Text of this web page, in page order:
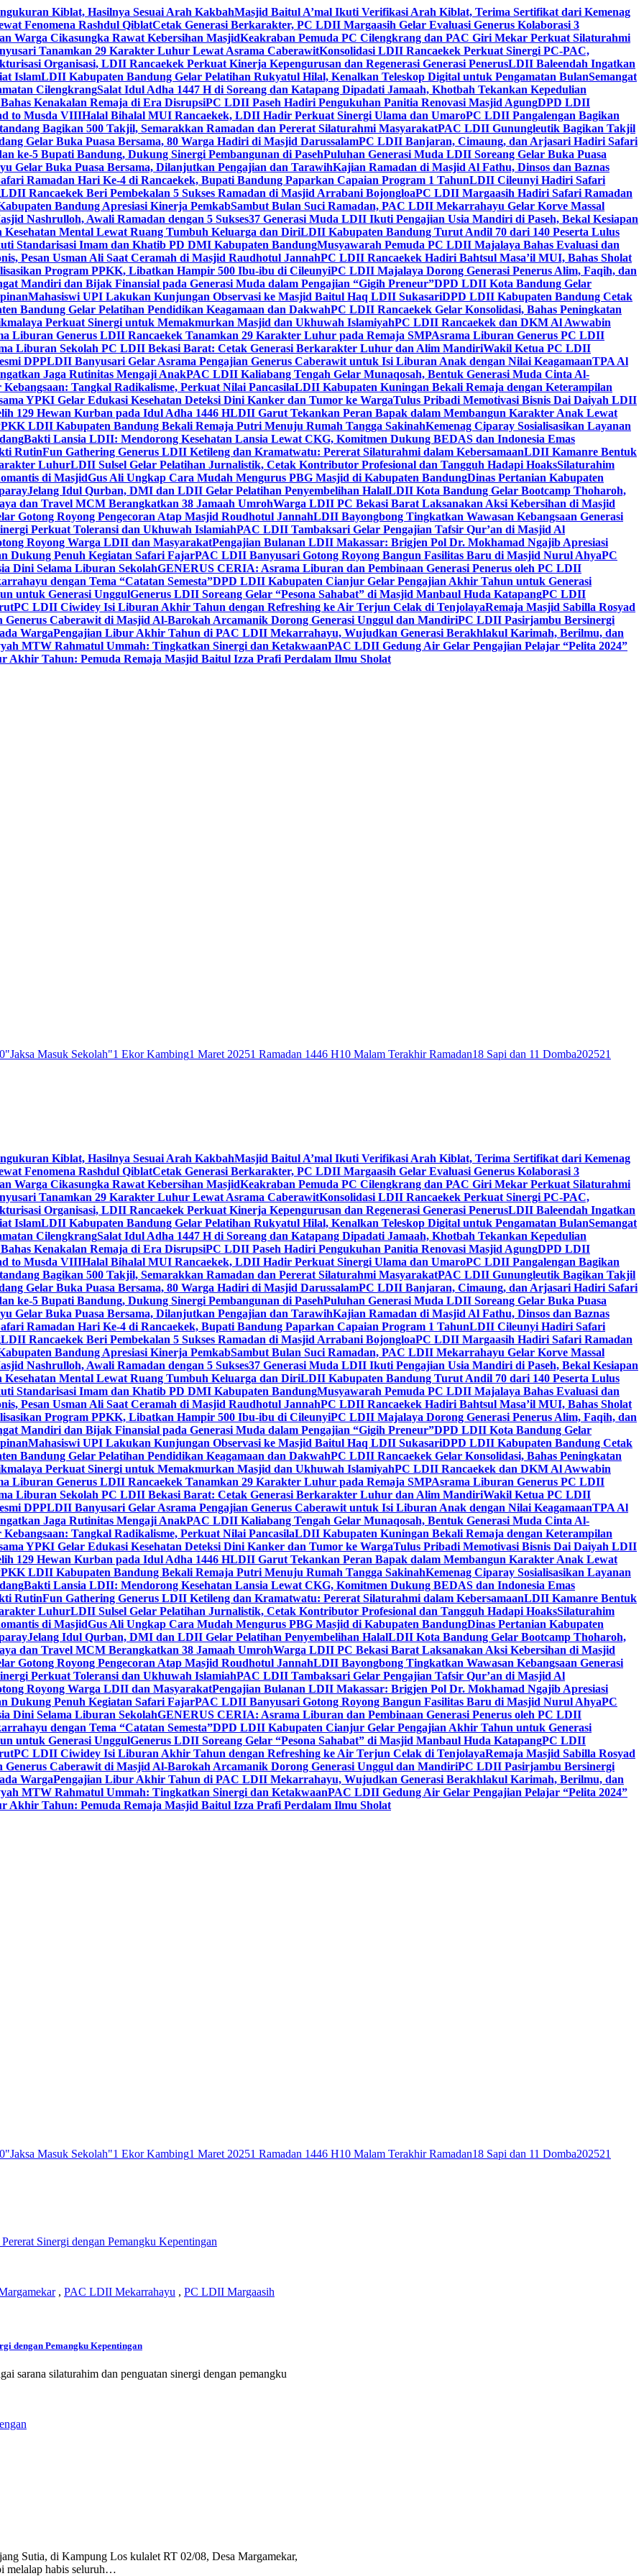
Kiblat, Hasilnya Sesuai Arah KakbahMasjid Baitul A’mal Ikuti Verifikasi Arah Kiblat, Terima Sertifikat dari Kemenag
Fenomena Rashdul QiblatCetak Generasi Berkarakter, PC LDII Margaasih Gelar Evaluasi Generus Kolaborasi 3
Warga Cikasungka Rawat Kebersihan MasjidKeakraban Pemuda PC Cilengkrang dan PAC Giri Mekar Perkuat Silaturahmi
Tanamkan 29 Karakter Luhur Lewat Asrama CaberawitKonsolidasi LDII Rancaekek Perkuat Sinergi PC-PAC,
Organisasi, LDII Rancaekek Perkuat Kinerja Kepengurusan dan Regenerasi Generasi PenerusLDII Baleendah Ingatkan
IslamLDII Kabupaten Bandung Gelar Pelatihan Rukyatul Hilal, Kenalkan Teleskop Digital untuk Pengamatan BulanSemangat
CilengkrangSalat Idul Adha 1447 H di Soreang dan Katapang Dipadati Jamaah, Khotbah Tekankan Kepedulian
Kenakalan Remaja di Era DisrupsiPC LDII Paseh Hadiri Pengukuhan Panitia Renovasi Masjid AgungDPD LDII
to Musda VIIIHalal Bihalal MUI Rancaekek, LDII Hadir Perkuat Sinergi Ulama dan UmaroPC LDII Pangalengan Bagikan
Bagikan 500 Takjil, Semarakkan Ramadan dan Pererat Silaturahmi MasyarakatPAC LDII Gunungleutik Bagikan Takjil
Gelar Buka Puasa Bersama, 80 Warga Hadiri di Masjid DarussalamPC LDII Banjaran, Cimaung, dan Arjasari Hadiri Safari
ke-5 Bupati Bandung, Dukung Sinergi Pembangunan di PasehPuluhan Generasi Muda LDII Soreang Gelar Buka Puasa
Gelar Buka Puasa Bersama, Dilanjutkan Pengajian dan TarawihKajian Ramadan di Masjid Al Fathu, Dinsos dan Baznas
Ramadan Hari Ke-4 di Rancaekek, Bupati Bandung Paparkan Capaian Program 1 TahunLDII Cileunyi Hadiri Safari
LDII Rancaekek Beri Pembekalan 5 Sukses Ramadan di Masjid Arrabani BojongloaPC LDII Margaasih Hadiri Safari Ramadan
Bandung Apresiasi Kinerja PemkabSambut Bulan Suci Ramadan, PAC LDII Mekarrahayu Gelar Korve Massal
Nashrulloh, Awali Ramadan dengan 5 Sukses37 Generasi Muda LDII Ikuti Pengajian Usia Mandiri di Paseh, Bekal Kesiapan
Mental Lewat Ruang Tumbuh Keluarga dan DiriLDII Kabupaten Bandung Turut Andil 70 dari 140 Peserta Lulus
Standarisasi Imam dan Khatib PD DMI Kabupaten BandungMusyawarah Pemuda PC LDII Majalaya Bahas Evaluasi dan
Pesan Usman Ali Saat Ceramah di Masjid Raudhotul JannahPC LDII Rancaekek Hadiri Bahtsul Masa’il MUI, Bahas Sholat
Program PPKK, Libatkan Hampir 500 Ibu-ibu di CileunyiPC LDII Majalaya Dorong Generasi Penerus Alim, Faqih, dan
Mandiri dan Bijak Finansial pada Generasi Muda dalam Pengajian “Gigih Preneur”DPD LDII Kota Bandung Gelar
Mahasiswi UPI Lakukan Kunjungan Observasi ke Masjid Baitul Haq LDII SukasariDPD LDII Kabupaten Bandung Cetak
Bandung Gelar Pelatihan Pendidikan Keagamaan dan DakwahPC LDII Rancaekek Gelar Konsolidasi, Bahas Peningkatan
Perkuat Sinergi untuk Memakmurkan Masjid dan Ukhuwah IslamiyahPC LDII Rancaekek dan DKM Al Awwabin
Liburan Generus LDII Rancaekek Tanamkan 29 Karakter Luhur pada Remaja SMPAsrama Liburan Generus PC LDII
Liburan Sekolah PC LDII Bekasi Barat: Cetak Generasi Berkarakter Luhur dan Alim MandiriWakil Ketua PC LDII
DPPLDII Banyusari Gelar Asrama Pengajian Generus Caberawit untuk Isi Liburan Anak dengan Nilai KeagamaanTPA Al
Jaga Rutinitas Mengaji AnakPAC LDII Kaliabang Tengah Gelar Munaqosah, Bentuk Generasi Muda Cinta Al-
Tangkal Radikalisme, Perkuat Nilai PancasilaLDII Kabupaten Kuningan Bekali Remaja dengan Keterampilan
YPKI Gelar Edukasi Kesehatan Deteksi Dini Kanker dan Tumor ke WargaTulus Pribadi Memotivasi Bisnis Dai Daiyah LDII
129 Hewan Kurban pada Idul Adha 1446 HLDII Garut Tekankan Peran Bapak dalam Membangun Karakter Anak Lewat
LDII Kabupaten Bandung Bekali Remaja Putri Menuju Rumah Tangga SakinahKemenag Ciparay Sosialisasikan Layanan
Bakti Lansia LDII: Mendorong Kesehatan Lansia Lewat CKG, Komitmen Dukung BEDAS dan Indonesia Emas
RutinFun Gathering Generus LDII Ketileng dan Kramatwatu: Pererat Silaturahmi dalam KebersamaanLDII Kamanre Bentuk
LuhurLDII Sulsel Gelar Pelatihan Jurnalistik, Cetak Kontributor Profesional dan Tangguh Hadapi HoaksSilaturahim
di MasjidGus Ali Ungkap Cara Mudah Mengurus PBG Masjid di Kabupaten BandungDinas Pertanian Kabupaten
Jelang Idul Qurban, DMI dan LDII Gelar Pelatihan Penyembelihan HalalLDII Kota Bandung Gelar Bootcamp Thoharoh,
dan Travel MCM Berangkatkan 38 Jamaah UmrohWarga LDII PC Bekasi Barat Laksanakan Aksi Kebersihan di Masjid
Gotong Royong Pengecoran Atap Masjid Roudhotul JannahLDII Bayongbong Tingkatkan Wawasan Kebangsaan Generasi
Perkuat Toleransi dan Ukhuwah IslamiahPAC LDII Tambaksari Gelar Pengajian Tafsir Qur’an di Masjid Al
Royong Warga LDII dan MasyarakatPengajian Bulanan LDII Makassar: Brigjen Pol Dr. Mokhamad Ngajib Apresiasi
Dukung Penuh Kegiatan Safari FajarPAC LDII Banyusari Gotong Royong Bangun Fasilitas Baru di Masjid Nurul AhyaPC
Dini Selama Liburan SekolahGENERUS CERIA: Asrama Liburan dan Pembinaan Generasi Penerus oleh PC LDII
dengan Tema “Catatan Semesta”DPD LDII Kabupaten Cianjur Gelar Pengajian Akhir Tahun untuk Generasi
untuk Generasi UnggulGenerus LDII Soreang Gelar “Pesona Sahabat” di Masjid Manbaul Huda KatapangPC LDII
PC LDII Ciwidey Isi Liburan Akhir Tahun dengan Refreshing ke Air Terjun Celak di TenjolayaRemaja Masjid Sabilla Rosyad
Generus Caberawit di Masjid Al-Barokah Arcamanik Dorong Generasi Unggul dan MandiriPC LDII Pasirjambu Bersinergi
WargaPengajian Libur Akhir Tahun di PAC LDII Mekarrahayu, Wujudkan Generasi Berakhlakul Karimah, Berilmu, dan
MTW Rahmatul Ummah: Tingkatkan Sinergi dan KetakwaanPAC LDII Gedung Air Gelar Pengajian Pelajar “Pelita 2024”
Akhir Tahun: Pemuda Remaja Masjid Baitul Izza Prafi Perdalam Ilmu Sholat
"Jaksa Masuk Sekolah"1 Ekor Kambing1 Maret 20251 Ramadan 1446 H10 Malam Terakhir Ramadan18 Sapi dan 11 Domba202521
Kiblat, Hasilnya Sesuai Arah KakbahMasjid Baitul A’mal Ikuti Verifikasi Arah Kiblat, Terima Sertifikat dari Kemenag
Fenomena Rashdul QiblatCetak Generasi Berkarakter, PC LDII Margaasih Gelar Evaluasi Generus Kolaborasi 3
Warga Cikasungka Rawat Kebersihan MasjidKeakraban Pemuda PC Cilengkrang dan PAC Giri Mekar Perkuat Silaturahmi
Tanamkan 29 Karakter Luhur Lewat Asrama CaberawitKonsolidasi LDII Rancaekek Perkuat Sinergi PC-PAC,
Organisasi, LDII Rancaekek Perkuat Kinerja Kepengurusan dan Regenerasi Generasi PenerusLDII Baleendah Ingatkan
IslamLDII Kabupaten Bandung Gelar Pelatihan Rukyatul Hilal, Kenalkan Teleskop Digital untuk Pengamatan BulanSemangat
CilengkrangSalat Idul Adha 1447 H di Soreang dan Katapang Dipadati Jamaah, Khotbah Tekankan Kepedulian
Kenakalan Remaja di Era DisrupsiPC LDII Paseh Hadiri Pengukuhan Panitia Renovasi Masjid AgungDPD LDII
to Musda VIIIHalal Bihalal MUI Rancaekek, LDII Hadir Perkuat Sinergi Ulama dan UmaroPC LDII Pangalengan Bagikan
Bagikan 500 Takjil, Semarakkan Ramadan dan Pererat Silaturahmi MasyarakatPAC LDII Gunungleutik Bagikan Takjil
Gelar Buka Puasa Bersama, 80 Warga Hadiri di Masjid DarussalamPC LDII Banjaran, Cimaung, dan Arjasari Hadiri Safari
ke-5 Bupati Bandung, Dukung Sinergi Pembangunan di PasehPuluhan Generasi Muda LDII Soreang Gelar Buka Puasa
Gelar Buka Puasa Bersama, Dilanjutkan Pengajian dan TarawihKajian Ramadan di Masjid Al Fathu, Dinsos dan Baznas
Ramadan Hari Ke-4 di Rancaekek, Bupati Bandung Paparkan Capaian Program 1 TahunLDII Cileunyi Hadiri Safari
LDII Rancaekek Beri Pembekalan 5 Sukses Ramadan di Masjid Arrabani BojongloaPC LDII Margaasih Hadiri Safari Ramadan
Bandung Apresiasi Kinerja PemkabSambut Bulan Suci Ramadan, PAC LDII Mekarrahayu Gelar Korve Massal
Nashrulloh, Awali Ramadan dengan 5 Sukses37 Generasi Muda LDII Ikuti Pengajian Usia Mandiri di Paseh, Bekal Kesiapan
Mental Lewat Ruang Tumbuh Keluarga dan DiriLDII Kabupaten Bandung Turut Andil 70 dari 140 Peserta Lulus
Standarisasi Imam dan Khatib PD DMI Kabupaten BandungMusyawarah Pemuda PC LDII Majalaya Bahas Evaluasi dan
Pesan Usman Ali Saat Ceramah di Masjid Raudhotul JannahPC LDII Rancaekek Hadiri Bahtsul Masa’il MUI, Bahas Sholat
Program PPKK, Libatkan Hampir 500 Ibu-ibu di CileunyiPC LDII Majalaya Dorong Generasi Penerus Alim, Faqih, dan
Mandiri dan Bijak Finansial pada Generasi Muda dalam Pengajian “Gigih Preneur”DPD LDII Kota Bandung Gelar
Mahasiswi UPI Lakukan Kunjungan Observasi ke Masjid Baitul Haq LDII SukasariDPD LDII Kabupaten Bandung Cetak
Bandung Gelar Pelatihan Pendidikan Keagamaan dan DakwahPC LDII Rancaekek Gelar Konsolidasi, Bahas Peningkatan
Perkuat Sinergi untuk Memakmurkan Masjid dan Ukhuwah IslamiyahPC LDII Rancaekek dan DKM Al Awwabin
Liburan Generus LDII Rancaekek Tanamkan 29 Karakter Luhur pada Remaja SMPAsrama Liburan Generus PC LDII
Liburan Sekolah PC LDII Bekasi Barat: Cetak Generasi Berkarakter Luhur dan Alim MandiriWakil Ketua PC LDII
DPPLDII Banyusari Gelar Asrama Pengajian Generus Caberawit untuk Isi Liburan Anak dengan Nilai KeagamaanTPA Al
Jaga Rutinitas Mengaji AnakPAC LDII Kaliabang Tengah Gelar Munaqosah, Bentuk Generasi Muda Cinta Al-
Tangkal Radikalisme, Perkuat Nilai PancasilaLDII Kabupaten Kuningan Bekali Remaja dengan Keterampilan
YPKI Gelar Edukasi Kesehatan Deteksi Dini Kanker dan Tumor ke WargaTulus Pribadi Memotivasi Bisnis Dai Daiyah LDII
129 Hewan Kurban pada Idul Adha 1446 HLDII Garut Tekankan Peran Bapak dalam Membangun Karakter Anak Lewat
LDII Kabupaten Bandung Bekali Remaja Putri Menuju Rumah Tangga SakinahKemenag Ciparay Sosialisasikan Layanan
Bakti Lansia LDII: Mendorong Kesehatan Lansia Lewat CKG, Komitmen Dukung BEDAS dan Indonesia Emas
RutinFun Gathering Generus LDII Ketileng dan Kramatwatu: Pererat Silaturahmi dalam KebersamaanLDII Kamanre Bentuk
LuhurLDII Sulsel Gelar Pelatihan Jurnalistik, Cetak Kontributor Profesional dan Tangguh Hadapi HoaksSilaturahim
di MasjidGus Ali Ungkap Cara Mudah Mengurus PBG Masjid di Kabupaten BandungDinas Pertanian Kabupaten
Jelang Idul Qurban, DMI dan LDII Gelar Pelatihan Penyembelihan HalalLDII Kota Bandung Gelar Bootcamp Thoharoh,
dan Travel MCM Berangkatkan 38 Jamaah UmrohWarga LDII PC Bekasi Barat Laksanakan Aksi Kebersihan di Masjid
Gotong Royong Pengecoran Atap Masjid Roudhotul JannahLDII Bayongbong Tingkatkan Wawasan Kebangsaan Generasi
Perkuat Toleransi dan Ukhuwah IslamiahPAC LDII Tambaksari Gelar Pengajian Tafsir Qur’an di Masjid Al
Royong Warga LDII dan MasyarakatPengajian Bulanan LDII Makassar: Brigjen Pol Dr. Mokhamad Ngajib Apresiasi
Dukung Penuh Kegiatan Safari FajarPAC LDII Banyusari Gotong Royong Bangun Fasilitas Baru di Masjid Nurul AhyaPC
Dini Selama Liburan SekolahGENERUS CERIA: Asrama Liburan dan Pembinaan Generasi Penerus oleh PC LDII
dengan Tema “Catatan Semesta”DPD LDII Kabupaten Cianjur Gelar Pengajian Akhir Tahun untuk Generasi
untuk Generasi UnggulGenerus LDII Soreang Gelar “Pesona Sahabat” di Masjid Manbaul Huda KatapangPC LDII
PC LDII Ciwidey Isi Liburan Akhir Tahun dengan Refreshing ke Air Terjun Celak di TenjolayaRemaja Masjid Sabilla Rosyad
Generus Caberawit di Masjid Al-Barokah Arcamanik Dorong Generasi Unggul dan MandiriPC LDII Pasirjambu Bersinergi
WargaPengajian Libur Akhir Tahun di PAC LDII Mekarrahayu, Wujudkan Generasi Berakhlakul Karimah, Berilmu, dan
MTW Rahmatul Ummah: Tingkatkan Sinergi dan KetakwaanPAC LDII Gedung Air Gelar Pengajian Pelajar “Pelita 2024”
Akhir Tahun: Pemuda Remaja Masjid Baitul Izza Prafi Perdalam Ilmu Sholat
"Jaksa Masuk Sekolah"1 Ekor Kambing1 Maret 20251 Ramadan 1446 H10 Malam Terakhir Ramadan18 Sapi dan 11 Domba202521
, PAC LDII Mekarrahayu , PC LDII Margaasih
dengan Pemangku Kepentingan
sarana silaturahim dan penguatan sinergi dengan pemangku
Sutia, di Kampung Los kulalet RT 02/08, Desa Margamekar,
melalap habis seluruh…